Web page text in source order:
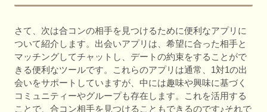
さて、次は合コンの相手を見つけるために便利なアプリに
ついて紹介します。出会いアプリは、希望に合った相手と
マッチングしてチャットし、デートの約束をすることがで
きる便利なツールです。これらのアプリは通常、1対1の出
会いをサポートしていますが、中には趣味や興味に基づく
コミュニティーやグループも存在します。これを活用する
ことで、合コン相手を見つけることもできるのです♪それで